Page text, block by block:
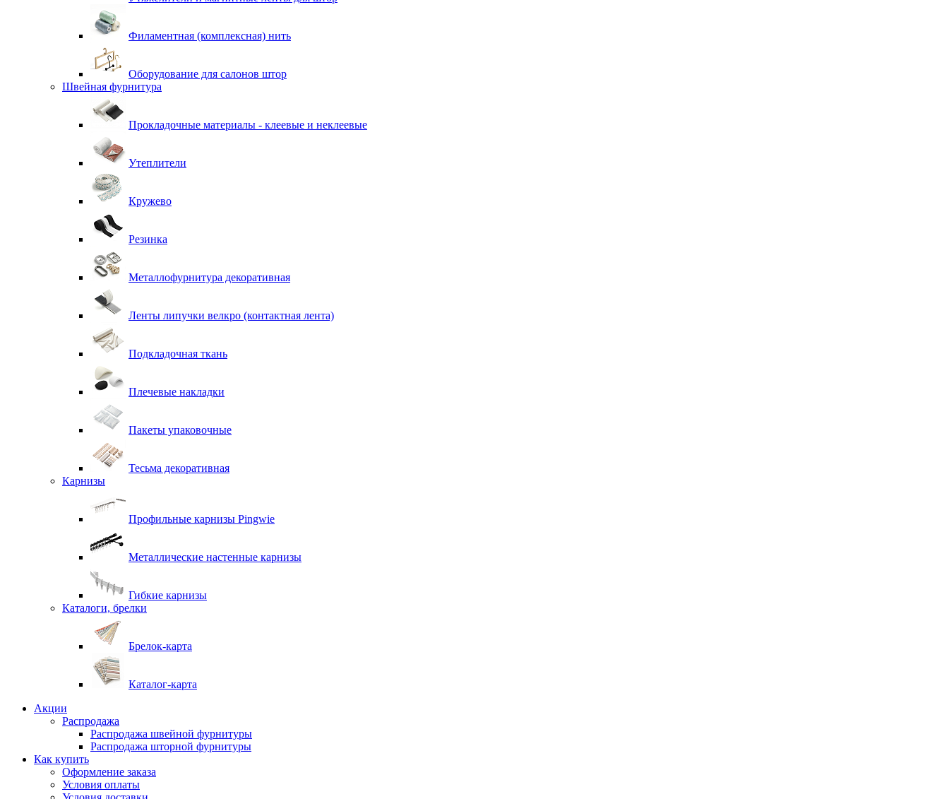
Филаментная (комплексная) нить
Оборудование для салонов штор
Швейная фурнитура
Прокладочные материалы - клеевые и неклеевые
Утеплители
Кружево
Резинка
Металлофурнитура декоративная
Ленты липучки велкро (контактная лента)
Подкладочная ткань
Плечевые накладки
Пакеты упаковочные
Тесьма декоративная
Карнизы
Профильные карнизы Pingwie
Металлические настенные карнизы
Гибкие карнизы
Каталоги, брелки
Брелок-карта
Каталог-карта
Акции
Распродажа
Распродажа швейной фурнитуры
Распродажа шторной фурнитуры
Как купить
Оформление заказа
Условия оплаты